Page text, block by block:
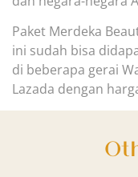
Paket Merdeka
ini sudah bisa
di beberapa gerai
Lazada dengan